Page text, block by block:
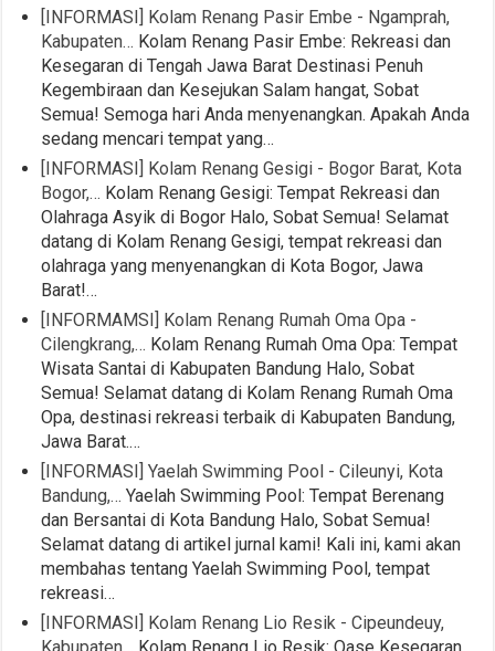
[INFORMASI] Kolam Renang Pasir Embe - Ngamprah,
Kabupaten… Kolam Renang Pasir Embe: Rekreasi dan
Kesegaran di Tengah Jawa Barat Destinasi Penuh
Kegembiraan dan Kesejukan Salam hangat, Sobat
Semua! Semoga hari Anda menyenangkan. Apakah Anda
sedang mencari tempat yang…
[INFORMASI] Kolam Renang Gesigi - Bogor Barat, Kota
Bogor,… Kolam Renang Gesigi: Tempat Rekreasi dan
Olahraga Asyik di Bogor Halo, Sobat Semua! Selamat
datang di Kolam Renang Gesigi, tempat rekreasi dan
olahraga yang menyenangkan di Kota Bogor, Jawa
Barat!…
[INFORMAMSI] Kolam Renang Rumah Oma Opa -
Cilengkrang,… Kolam Renang Rumah Oma Opa: Tempat
Wisata Santai di Kabupaten Bandung Halo, Sobat
Semua! Selamat datang di Kolam Renang Rumah Oma
Opa, destinasi rekreasi terbaik di Kabupaten Bandung,
Jawa Barat.…
[INFORMASI] Yaelah Swimming Pool - Cileunyi, Kota
Bandung,… Yaelah Swimming Pool: Tempat Berenang
dan Bersantai di Kota Bandung Halo, Sobat Semua!
Selamat datang di artikel jurnal kami! Kali ini, kami akan
membahas tentang Yaelah Swimming Pool, tempat
rekreasi…
[INFORMASI] Kolam Renang Lio Resik - Cipeundeuy,